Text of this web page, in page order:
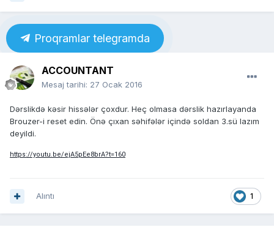
Proqramlar telegramda
ACCOUNTANT
Mesaj tarihi: 27 Ocak 2016
Dərslikdə kəsir hissələr çoxdur. Heç olmasa dərslik hazırlayanda
Brouzer-i reset edin. Önə çıxan səhifələr içində soldan 3.sü lazım
deyildi.
https://youtu.be/ejA5pEe8brA?t=160
1
Alıntı